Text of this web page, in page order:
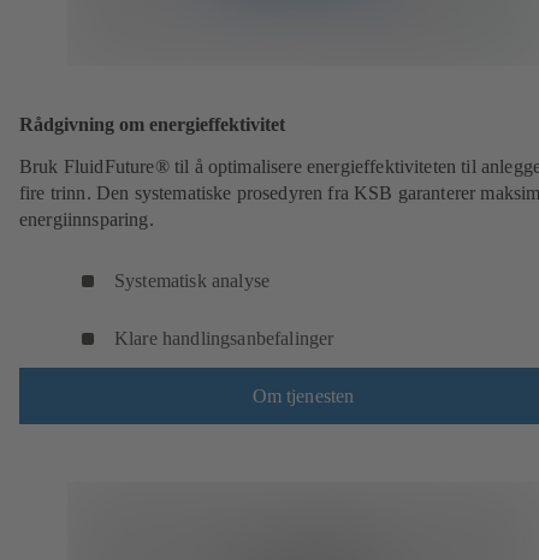
Rådgivning om energieffektivitet
Bruk FluidFuture® til å optimalisere energieffektiviteten til
fire trinn. Den systematiske prosedyren fra KSB garanterer
energiinnsparing.
Systematisk analyse
Klare handlingsanbefalinger
Om tjenesten